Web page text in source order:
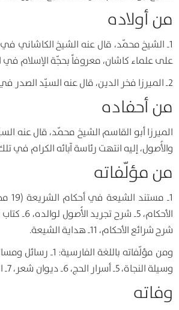
من أولاده
1ـ الشيخ محمّد، قال عنه الشيخ الكاشاني
على علماء كاشان، معروفاً بحجّة الإسلام في
2ـ الميرزا فخر الدين، قال عنه السيّد الصدر في التكملة: «كان عالماً فاضلاً، له التقدّم والرئاسة في أُسرته، والمرجعية في الأُمور الدينية»(15).
من أحفاده
الميرزا أبو القاسم الشيخ محمّد، قال عنه
والأُصول، إليه انتهت رئاسة آبائه الكرام في
من مؤلّفاته
شرح شرائع الأحكام، 11ـ هداية الشيعة.
وسيلة النجاة، 5ـ أسرار الحج، 6ـ ديوان شعر، 7ـ الخزائن.
وفاته